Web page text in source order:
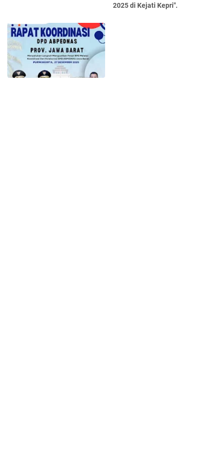
2025 di Kejati Kepri".